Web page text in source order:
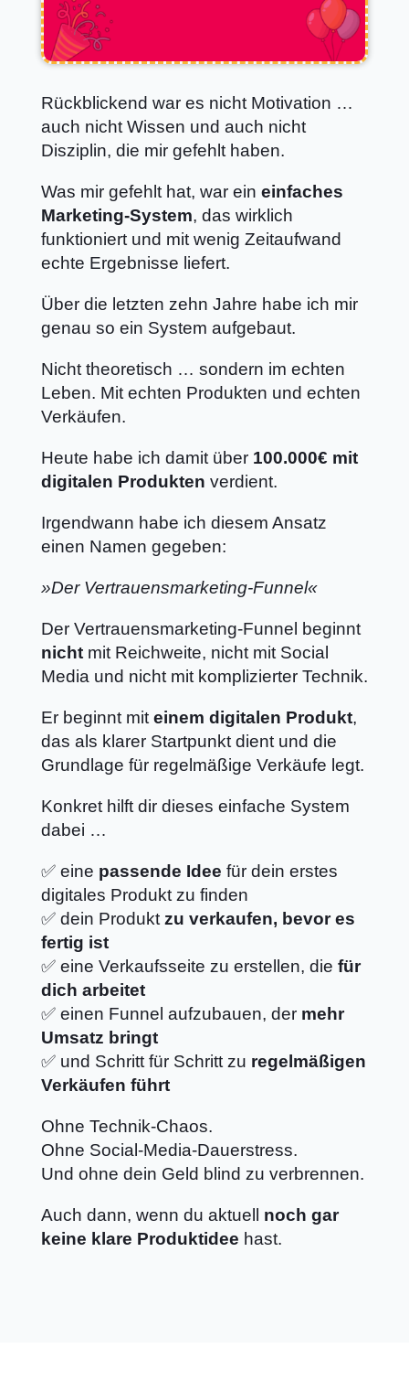
Rückblickend war es nicht Motivation …
auch nicht Wissen und auch nicht
Disziplin, die mir gefehlt haben.
Was mir gefehlt hat, war ein einfaches
Marketing-System, das wirklich
funktioniert und mit wenig Zeitaufwand
echte Ergebnisse liefert.
Über die letzten zehn Jahre habe ich mir
genau so ein System aufgebaut.
Nicht theoretisch … sondern im echten
Leben. Mit echten Produkten und echten
Verkäufen.
Heute habe ich damit über 100.000€ mit
digitalen Produkten verdient.
Irgendwann habe ich diesem Ansatz
einen Namen gegeben:
»Der Vertrauensmarketing-Funnel«
Der Vertrauensmarketing-Funnel beginnt
nichtmit Reichweite, nicht mit Social
Media und nicht mit komplizierter Technik.
Er beginnt mit einem digitalen Produkt,
das als klarer Startpunkt dient und die
Grundlage für regelmäßige Verkäufe legt.
Konkret hilft dir dieses einfache System
dabei …
✅ eine passende Idee für dein erstes
digitales Produkt zu finden
✅ dein Produkt zu verkaufen, bevor es
fertig ist
✅ eine Verkaufsseite zu erstellen, die für
dich arbeitet
✅ einen Funnel aufzubauen, der mehr
Umsatz bringt
✅ und Schritt für Schritt zu regelmäßigen
Verkäufen führt
Ohne Technik-Chaos.
Ohne Social-Media-Dauerstress.
Und ohne dein Geld blind zu verbrennen.
Auch dann, wenn du aktuell noch gar
keine klare Produktidee hast.